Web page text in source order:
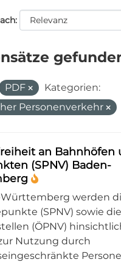
PDF
Kategorien:
Personenverkehr
an Bahnhöfen
(SPNV) Baden-
werden
(SPNV) sowie die
(ÖPNV)
Nutzung durch